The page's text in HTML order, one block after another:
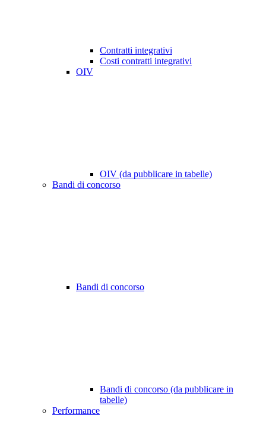
Contratti integrativi
Costi contratti integrativi
OIV
OIV (da pubblicare in tabelle)
Bandi di concorso
Bandi di concorso
Bandi di concorso (da pubblicare in
tabelle)
Performance